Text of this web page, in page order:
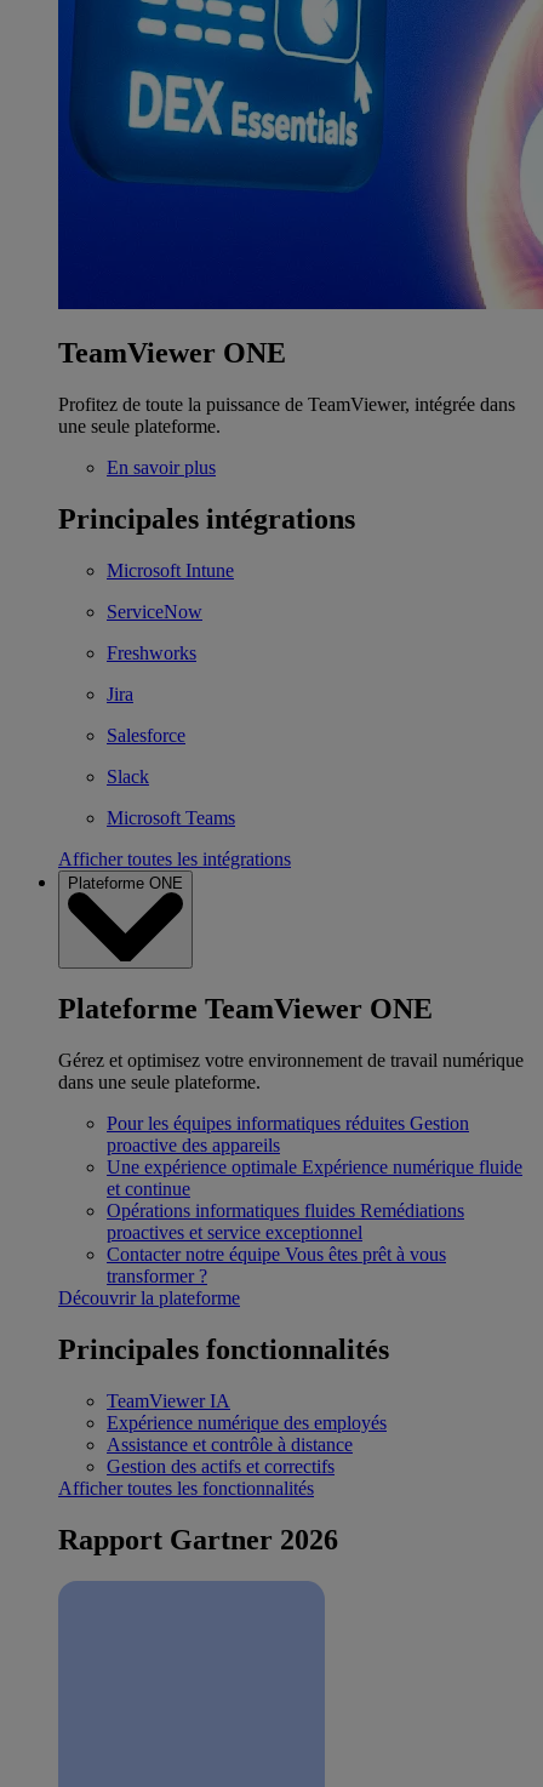
TeamViewer ONE
Profitez de toute la puissance de TeamViewer, intégrée dans
une seule plateforme.
En savoir plus
Principales intégrations
Microsoft Intune
ServiceNow
Freshworks
Jira
Salesforce
Slack
Microsoft Teams
Afficher toutes les intégrations
Plateforme ONE
Plateforme TeamViewer ONE
Gérez et optimisez votre environnement de travail numérique
dans une seule plateforme.
Pour les équipes informatiques réduites Gestion
proactive des appareils
Une expérience optimale Expérience numérique fluide
et continue
Opérations informatiques fluides Remédiations
proactives et service exceptionnel
Contacter notre équipe Vous êtes prêt à vous
transformer ?
Découvrir la plateforme
Principales fonctionnalités
TeamViewer IA
Expérience numérique des employés
Assistance et contrôle à distance
Gestion des actifs et correctifs
Afficher toutes les fonctionnalités
Rapport Gartner 2026